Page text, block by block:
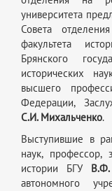
университета
Совета
факультета
Брянского
исторических
высшего
Федерации,
С.И. Михальченко.
Выступившие в
наук, профессор,
истории БГУ
автономного